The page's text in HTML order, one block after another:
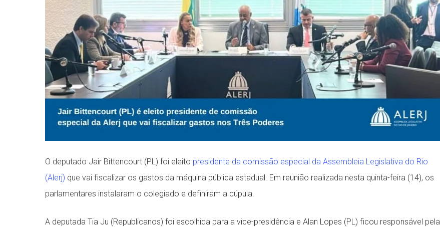
O deputado Jair Bittencourt (PL) foi eleito presidente da comissão especial da Assembleia Legislativa do Rio
(Alerj) que vai fiscalizar os gastos da máquina pública estadual. Em reunião realizada nesta quinta-feira (14), os
parlamentares instalaram o colegiado e definiram a cúpula.
A deputada Tia Ju (Republicanos) foi escolhida para a vice-presidência e Alan Lopes (PL) ficou responsável pela